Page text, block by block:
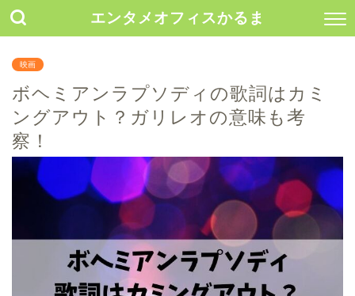
エンタメオフィスかるま
映画
ボヘミアンラプソディの歌詞はカミ
ングアウト？ガリレオの意味も考
察！